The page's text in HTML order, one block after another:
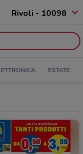
Rivoli - 10098
ESTATE